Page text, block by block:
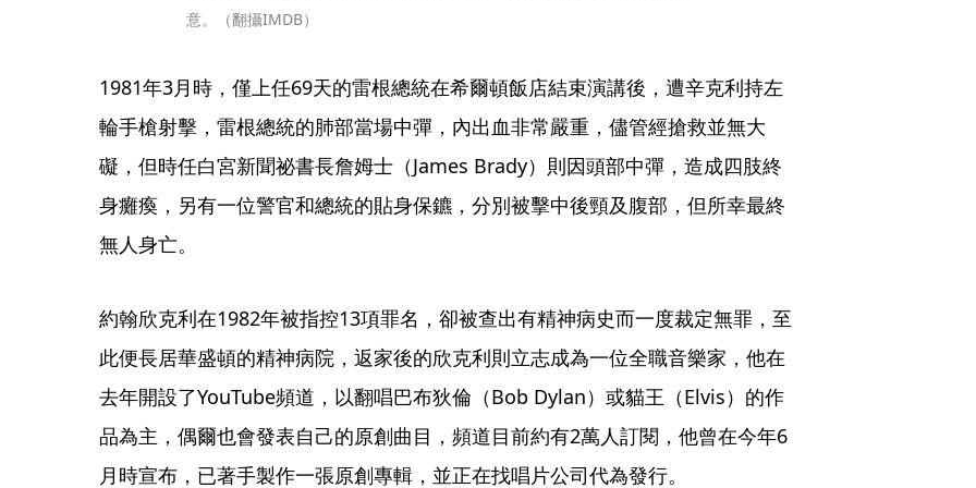
意。（翻攝IMDB）
1981年3月時，僅上任69天的雷根總統在希爾頓飯店結束演講後，遭辛克利持左
輪手槍射擊，雷根總統的肺部當場中彈，內出血非常嚴重，儘管經搶救並無大
礙，但時任白宮新聞祕書長詹姆士（James Brady）則因頭部中彈，造成四肢終
身癱瘓，另有一位警官和總統的貼身保鑣，分別被擊中後頸及腹部，但所幸最終
無人身亡。
約翰欣克利在1982年被指控13項罪名，卻被查出有精神病史而一度裁定無罪，至
此便長居華盛頓的精神病院，返家後的欣克利則立志成為一位全職音樂家，他在
去年開設了YouTube頻道，以翻唱巴布狄倫（Bob Dylan）或貓王（Elvis）的作
品為主，偶爾也會發表自己的原創曲目，頻道目前約有2萬人訂閱，他曾在今年6
月時宣布，已著手製作一張原創專輯，並正在找唱片公司代為發行。